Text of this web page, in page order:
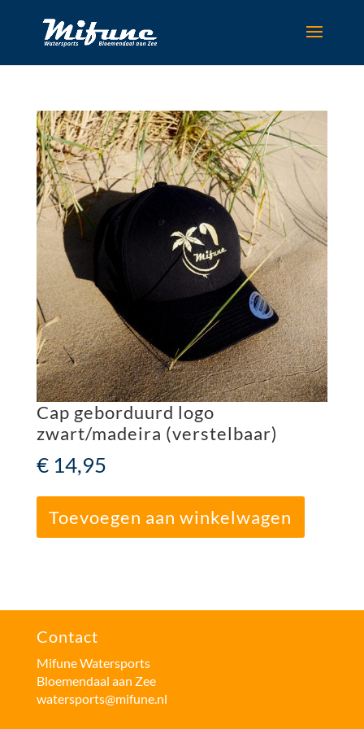
Cap geborduurd logo
zwart/madeira (verstelbaar)
€14,95
Toevoegen aan winkelwagen
Contact
Mifune Watersports
Bloemendaal aan Zee
watersports@mifune.nl